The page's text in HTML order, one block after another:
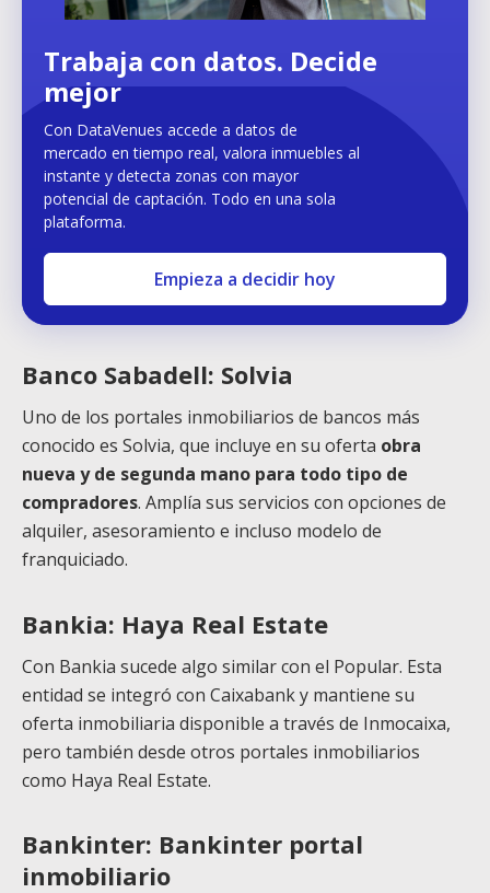
Trabaja con datos. Decide
mejor
Con DataVenues accede a datos de
mercado en tiempo real, valora inmuebles al
instante y detecta zonas con mayor
potencial de captación. Todo en una sola
plataforma.
Empieza a decidir hoy
Banco Sabadell: Solvia
Uno de los portales inmobiliarios de bancos más
conocido es Solvia, que incluye en su oferta obra
nueva y de segunda mano para todo tipo de
compradores. Amplía sus servicios con opciones de
alquiler, asesoramiento e incluso modelo de
franquiciado.
Bankia: Haya Real Estate
Con Bankia sucede algo similar con el Popular. Esta
entidad se integró con Caixabank y mantiene su
oferta inmobiliaria disponible a través de Inmocaixa,
pero también desde otros portales inmobiliarios
como Haya Real Estate.
Bankinter: Bankinter portal
inmobiliario